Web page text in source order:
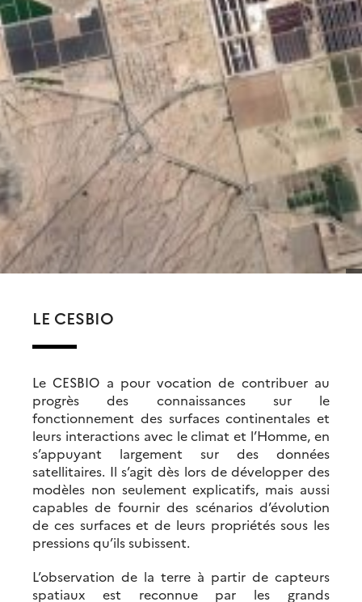
LE CESBIO
Le CESBIO a pour vocation de contribuer au
progrès des connaissances sur le
fonctionnement des surfaces continentales et
leurs interactions avec le climat et l’Homme, en
s’appuyant largement sur des données
satellitaires. Il s’agit dès lors de développer des
modèles non seulement explicatifs, mais aussi
capables de fournir des scénarios d’évolution
de ces surfaces et de leurs propriétés sous les
pressions qu’ils subissent.
L’observation de la terre à partir de capteurs
spatiaux est reconnue par les grands